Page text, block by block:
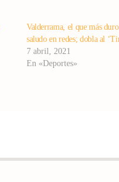
Valderrama, el que más
saludo en redes; dobla al
7 abril, 2021
En «Deportes»